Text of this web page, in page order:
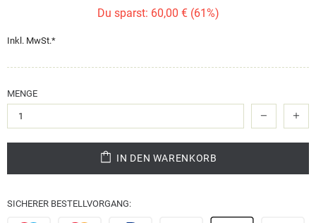
Du sparst: 60,00 € (61%)
Inkl. MwSt.*
MENGE
IN DEN WARENKORB
SICHERER BESTELLVORGANG: